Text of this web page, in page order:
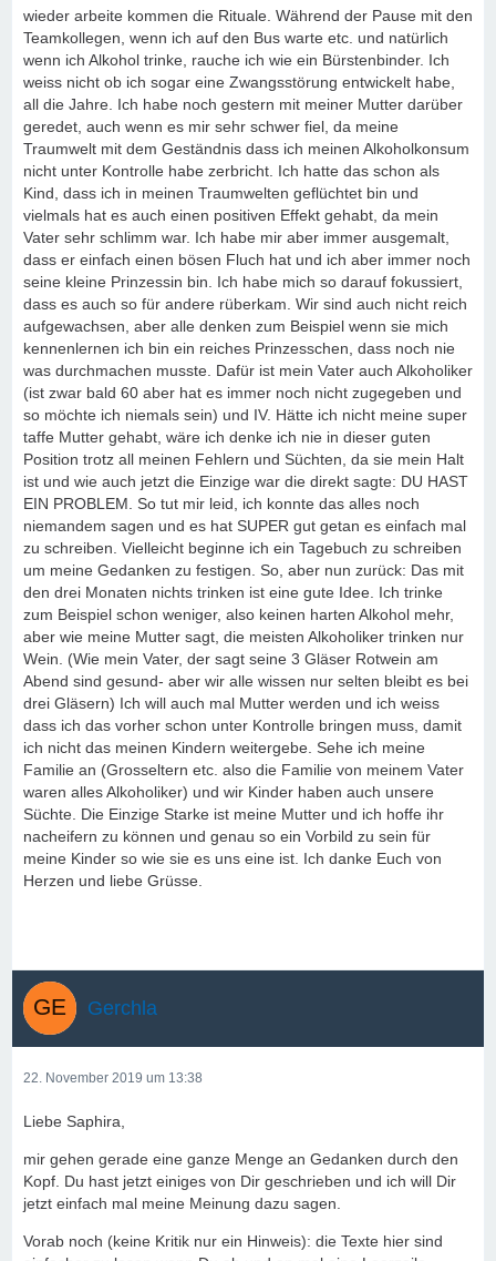
wieder arbeite kommen die Rituale. Während der Pause mit den
Teamkollegen, wenn ich auf den Bus warte etc. und natürlich
wenn ich Alkohol trinke, rauche ich wie ein Bürstenbinder. Ich
weiss nicht ob ich sogar eine Zwangsstörung entwickelt habe,
all die Jahre. Ich habe noch gestern mit meiner Mutter darüber
geredet, auch wenn es mir sehr schwer fiel, da meine
Traumwelt mit dem Geständnis dass ich meinen Alkoholkonsum
nicht unter Kontrolle habe zerbricht. Ich hatte das schon als
Kind, dass ich in meinen Traumwelten geflüchtet bin und
vielmals hat es auch einen positiven Effekt gehabt, da mein
Vater sehr schlimm war. Ich habe mir aber immer ausgemalt,
dass er einfach einen bösen Fluch hat und ich aber immer noch
seine kleine Prinzessin bin. Ich habe mich so darauf fokussiert,
dass es auch so für andere rüberkam. Wir sind auch nicht reich
aufgewachsen, aber alle denken zum Beispiel wenn sie mich
kennenlernen ich bin ein reiches Prinzesschen, dass noch nie
was durchmachen musste. Dafür ist mein Vater auch Alkoholiker
(ist zwar bald 60 aber hat es immer noch nicht zugegeben und
so möchte ich niemals sein) und IV. Hätte ich nicht meine super
taffe Mutter gehabt, wäre ich denke ich nie in dieser guten
Position trotz all meinen Fehlern und Süchten, da sie mein Halt
ist und wie auch jetzt die Einzige war die direkt sagte: DU HAST
EIN PROBLEM. So tut mir leid, ich konnte das alles noch
niemandem sagen und es hat SUPER gut getan es einfach mal
zu schreiben. Vielleicht beginne ich ein Tagebuch zu schreiben
um meine Gedanken zu festigen. So, aber nun zurück: Das mit
den drei Monaten nichts trinken ist eine gute Idee. Ich trinke
zum Beispiel schon weniger, also keinen harten Alkohol mehr,
aber wie meine Mutter sagt, die meisten Alkoholiker trinken nur
Wein. (Wie mein Vater, der sagt seine 3 Gläser Rotwein am
Abend sind gesund- aber wir alle wissen nur selten bleibt es bei
drei Gläsern) Ich will auch mal Mutter werden und ich weiss
dass ich das vorher schon unter Kontrolle bringen muss, damit
ich nicht das meinen Kindern weitergebe. Sehe ich meine
Familie an (Grosseltern etc. also die Familie von meinem Vater
waren alles Alkoholiker) und wir Kinder haben auch unsere
Süchte. Die Einzige Starke ist meine Mutter und ich hoffe ihr
nacheifern zu können und genau so ein Vorbild zu sein für
meine Kinder so wie sie es uns eine ist. Ich danke Euch von
Herzen und liebe Grüsse.
Gerchla
22. November 2019 um 13:38
Liebe Saphira,
mir gehen gerade eine ganze Menge an Gedanken durch den
Kopf. Du hast jetzt einiges von Dir geschrieben und ich will Dir
jetzt einfach mal meine Meinung dazu sagen.
Vorab noch (keine Kritik nur ein Hinweis): die Texte hier sind